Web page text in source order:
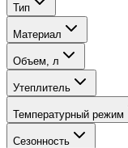
Тип
Материал
Объем, л
Утеплитель
Температурный режим
Сезонность